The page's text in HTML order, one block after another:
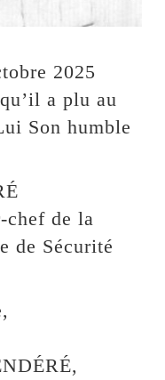
2025
a plu au
Son humble
chef de la
de Sécurité